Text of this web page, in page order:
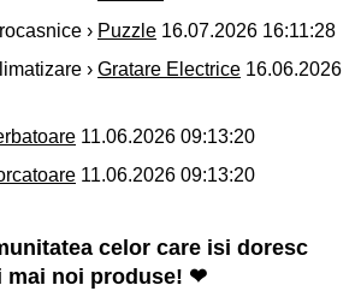
› Puzzle 16.07.2026 16:11:28
› Gratare Electrice 16.06.2026
11.06.2026 09:13:20
11.06.2026 09:13:20
celor care isi doresc
mai noi produse! ❤